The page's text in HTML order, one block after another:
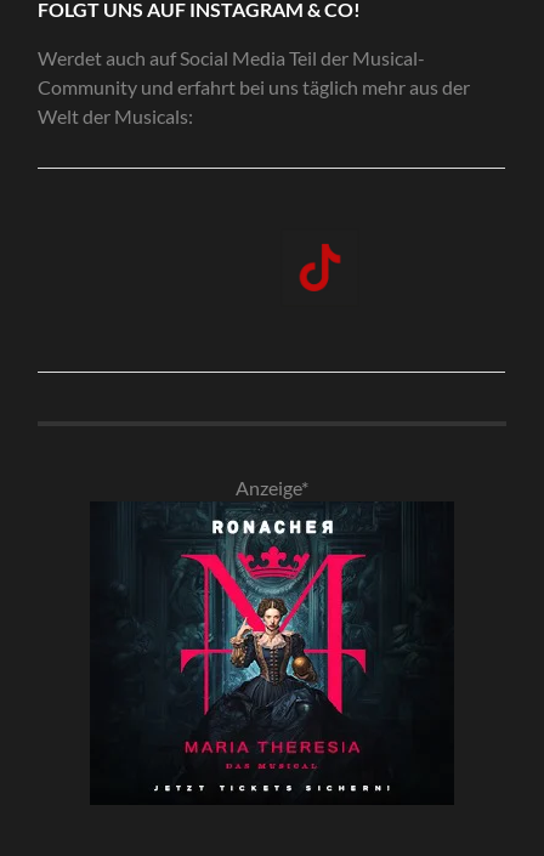
FOLGT UNS AUF INSTAGRAM & CO!
Werdet auch auf Social Media Teil der Musical-
Community und erfahrt bei uns täglich mehr aus der
Welt der Musicals:
Anzeige*